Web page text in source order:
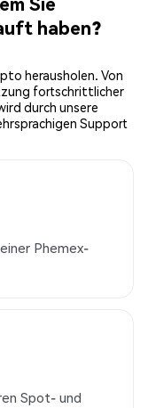
haben?
herausholen. Von
fortschrittlicher
durch unsere
Support
Phemex-
Spot- und